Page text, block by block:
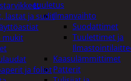
tuuletus
Ilmanvaihto
Suodattimet
Tuulettimet ja
Kaasulämmittimet
Patterit
lastat ja sudit
mukit
ja foliot